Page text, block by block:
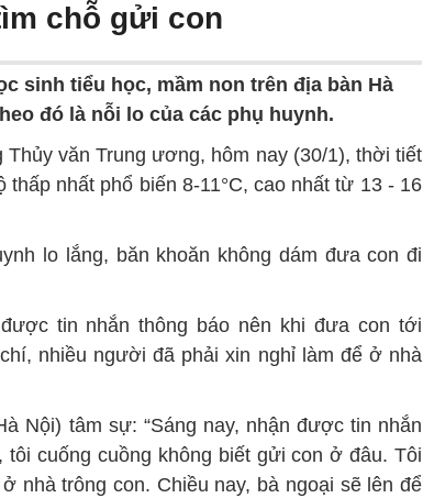
chỗ gửi con
sinh tiểu học, mầm non trên địa bàn Hà
đó là nỗi lo của các phụ huynh.
văn Trung ương, hôm nay (30/1), thời tiết
nhất phổ biến 8-11°C, cao nhất từ 13 - 16
lo lắng, băn khoăn không dám đưa con đi
tin nhắn thông báo nên khi đưa con tới
nhiều người đã phải xin nghỉ làm để ở nhà
Nội) tâm sự: “Sáng nay, nhận được tin nhắn
cuống cuồng không biết gửi con ở đâu. Tôi
nhà trông con. Chiều nay, bà ngoại sẽ lên để